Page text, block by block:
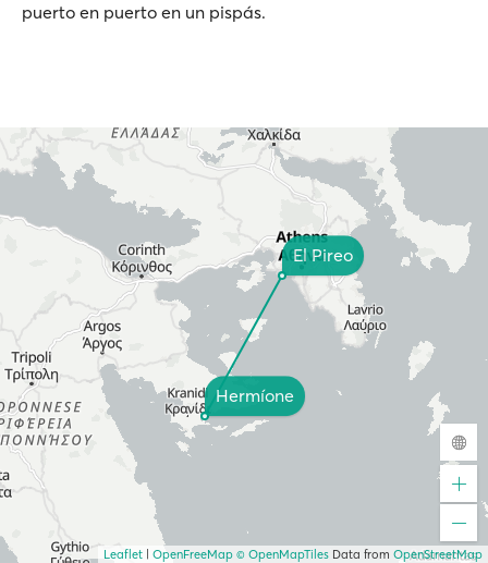
puerto en puerto en un pispás.
El Pireo
Hermíone
Leaflet OpenFreeMap © OpenMapTiles Data from OpenStreetMap